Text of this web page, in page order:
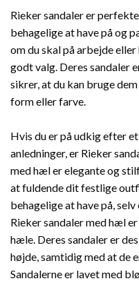
Rieker sandaler er
behagelige at have på og
om du skal på arbejde
godt valg. Deres sandaler
sikrer, at du kan bruge
form eller farve.
Hvis du er på udkig efter
anledninger, er Rieker
med hæl er elegante og
at fuldende dit festlige
behagelige at have på,
Rieker sandaler med hæl
hæle. Deres sandaler er
højde, samtidig med at de
Sandalerne er lavet med